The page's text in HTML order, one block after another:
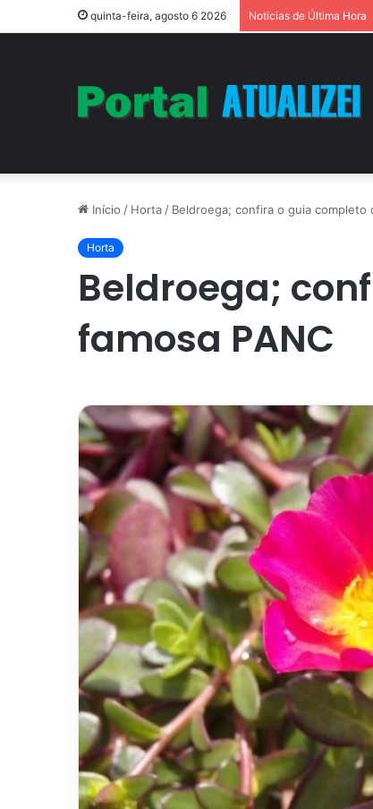
quinta-feira, agosto 6 2026 Notícias de Última Hora
Início / Horta / Beldroega; confira o guia completo
Horta
Beldroega;
famosa PANC